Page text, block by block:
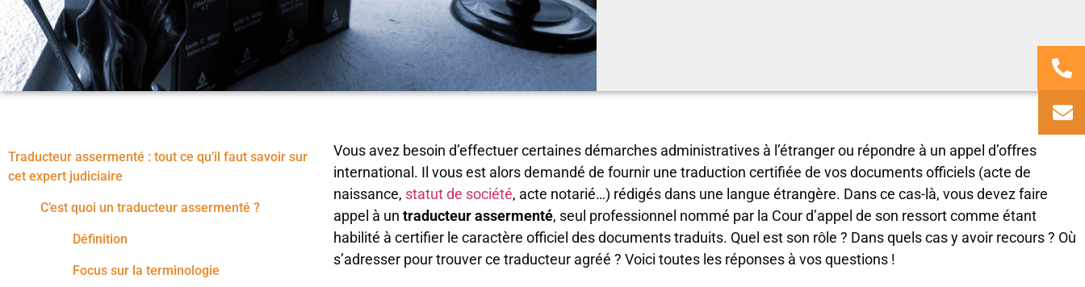
Traducteur assermenté : tout ce qu’il faut savoir sur
cet expert judiciaire
C’est quoi un traducteur assermenté ?
Définition
Focus sur la terminologie
Vous avez besoin d’effectuer certaines démarches administratives à l’étranger ou répondre à un appel d’offres
international. Il vous est alors demandé de fournir une traduction certifiée de vos documents officiels (acte de
naissance, statut de société, acte notarié…) rédigés dans une langue étrangère. Dans ce cas-là, vous devez faire
appel à untraducteur assermenté, seul professionnel nommé par la Cour d’appel de son ressort comme étant
habilité à certifier le caractère officiel des documents traduits. Quel est son rôle ? Dans quels cas y avoir recours ? Où
s’adresser pour trouver ce traducteur agréé ? Voici toutes les réponses à vos questions !